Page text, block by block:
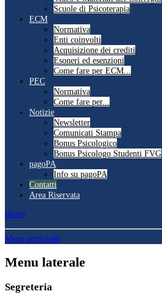
Scuole di Psicoterapia
ECM
Normativa
Enti coinvolti
Acquisizione dei crediti
Esoneri ed esenzioni
Come fare per ECM...
PEC
Normativa
Come fare per...
Notizie
Newsletter
Comunicati Stampa
Bonus Psicologico
Bonus Psicologo Studenti FVG
pagoPA
Info su pagoPA
Contatti
Area Riservata
Inizio
Menu principale
Menu laterale
Segreteria